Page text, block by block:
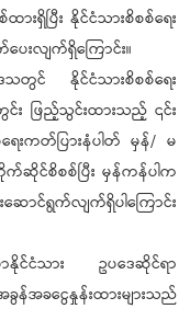
းရှိပြီး နိုင်ငံသားစိစစ်ရေး
ေးလျက်ရှိကြောင်း။
သတွင် နိုင်ငံသားစိစစ်ရေး
း ဖြည့်သွင်းထားသည့် ၎င်း
ေးကတ်ပြားနံပါတ် မှန်/ မ
ဆိုင်စိစစ်ပြီး မှန်ကန်ပါက
ာင်ရွက်လျက်ရှိပါကြောင်း
နိုင်ငံသား ဥပဒေဆိုင်ရာ
ခငွေနှုန်းထားများသည်